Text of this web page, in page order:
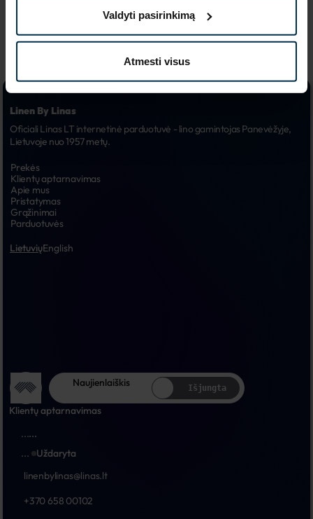
Valdyti pasirinkimą
Atmesti visus
Linen By Linas
Oficiali Linas LT internetinė parduotuvė - lino gamintojas Panevėžyje,
Lietuvoje nuo 1957 metų.
Prekės
Klientų aptarnavimas
Apie mus
Pristatymas
Grąžinimai
Parduotuvės
LietuviųEnglish
Naujienlaiškis Išjungta
Klientų aptarnavimas
......
...
Uždaryta
linenbylinas@linas.lt
+370 658 00102